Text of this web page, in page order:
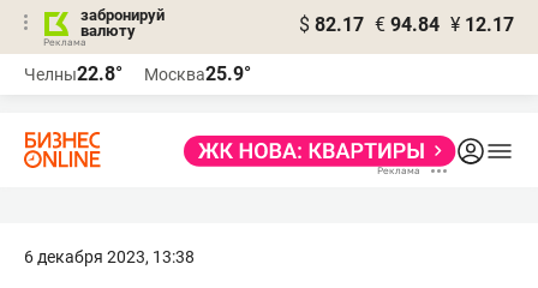
забронируй
валюту
$ 82.17 € 94.84 ¥ 12.17
Челны22.8° Москва25.9°
6 декабря 2023, 13:38